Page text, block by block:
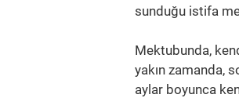
sunduğu istifa
Mektubunda,
yakın zamanda,
aylar boyunca